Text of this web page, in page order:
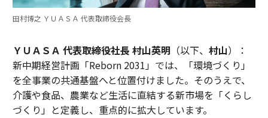
田村博之 ＹＵＡＳＡ 代表取締役会長
ＹＵＡＳＡ 代表取締役社長 村山英明（以下、 村山）：
新中期経営計画「Reborn 2031」では、「環境づくり」
を全事業の共通基盤へと位置付けました。そのうえで、
介護や食品、農業など生活に直結する新市場を「くらし
づくり」と定義し、重点的に拡大しています。